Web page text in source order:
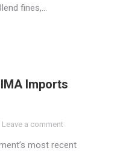
fines,…
Imports
Leave a comment
most recent